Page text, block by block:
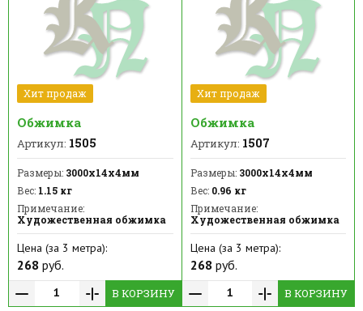
Хит продаж
Обжимка
Артикул: 1505
Размеры: 3000х14х4мм
Вес: 1.15 кг
Примечание:
Художественная обжимка
Цена (за 3 метра):
268 руб.
В КОРЗИНУ
Хит продаж
Обжимка
Артикул: 1507
Размеры:3000х14х4мм
Вес:0.96 кг
Примечание:
Художественная обжимка
Цена (за 3 метра):
268 руб.
В КОРЗИНУ